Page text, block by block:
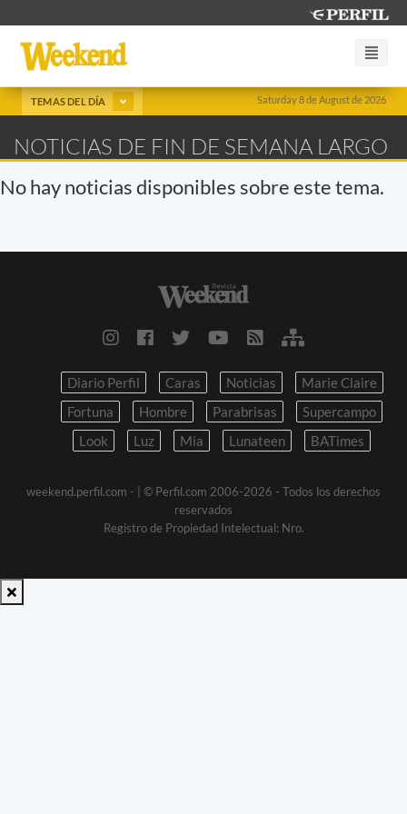
Saturday 8 de August de 2026
TEMAS DEL DÍA
NOTICIAS DE FIN DE SEMANA LARGO
No hay noticias disponibles sobre este tema.
Diario Perfil Caras Noticias
Marie Claire
Fortuna
Hombre Parabrisas
Supercampo
Look
Luz Mia Lunateen BATimes
weekend.perfil.com -
| © Perfil.com 2006-2026 - Todos los derechos
reservados
Registro de Propiedad Intelectual: Nro.